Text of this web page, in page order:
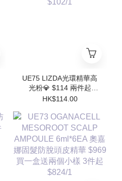
UE75 LIZDA光環精華高
光粉💎 $114 兩件起
$102/1
HK$114.00